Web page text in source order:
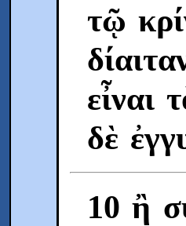
τῷ
εἶναι
δὲ
10 ἢ